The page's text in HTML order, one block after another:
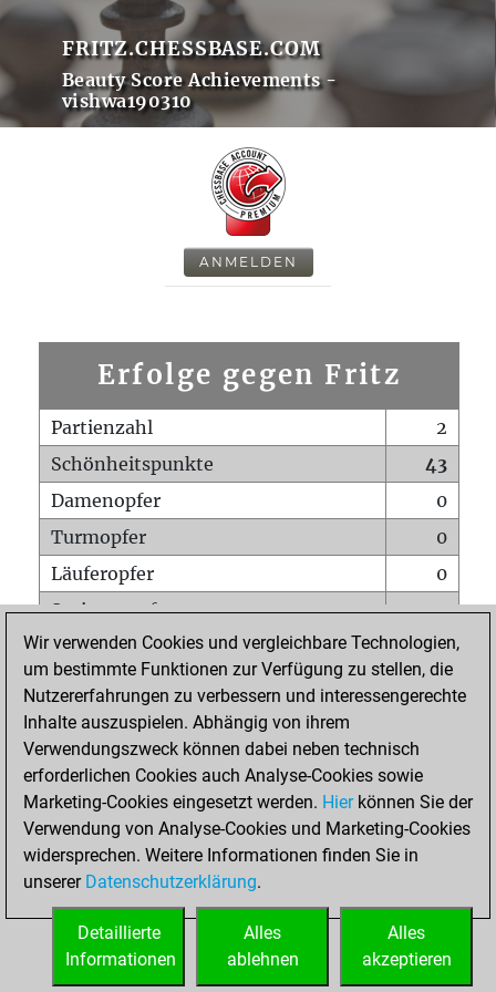
FRITZ.CHESSBASE.COM
Beauty Score Achievements -
vishwa190310
ANMELDEN
Erfolge gegen Fritz
Partienzahl
2
Schönheitspunkte
43
Damenopfer
0
Turmopfer
0
Läuferopfer
0
Springeropfer
0
Bauernopfer
0
Matt auf vollem Brett
0
Bauer setzt Matt
Erstickte Matts
Unterverwandlungen
0
Türme auf der siebten
0
STARTSEITE
Wir verwenden Cookies und vergleichbare Technologien,
um bestimmte Funktionen zur Verfügung zu stellen, die
Nutzererfahrungen zu verbessern und interessengerechte
Inhalte auszuspielen. Abhängig von ihrem
Verwendungszweck können dabei neben technisch
erforderlichen Cookies auch Analyse-Cookies sowie
Marketing-Cookies eingesetzt werden. Hierkönnen Sie der
Verwendung von Analyse-Cookies und Marketing-Cookies
widersprechen. Weitere Informationen finden Sie in
unserer Datenschutzerklärung.
Alles
akzeptieren
Alles
ablehnen
Detaillierte
Informationen